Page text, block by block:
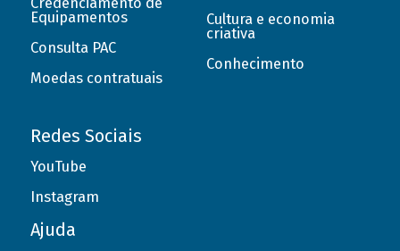
Equipamentos
Consulta PAC
Moedas contratuais
Cultura e economia
criativa
Conhecimento
Redes Sociais
YouTube
Instagram
Ajuda